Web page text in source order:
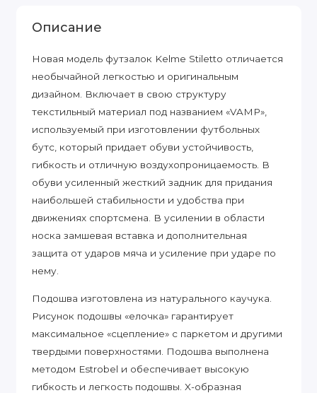
Описание
Новая модель футзалок Kelme Stiletto отличается
необычайной легкостью и оригинальным
дизайном. Включает в свою структуру
текстильный материал под названием «VAMP»,
используемый при изготовлении футбольных
бутс, который придает обуви устойчивость,
гибкость и отличную воздухопроницаемость. В
обуви усиленный жесткий задник для придания
наибольшей стабильности и удобства при
движениях спортсмена. В усилении в области
носка замшевая вставка и дополнительная
защита от ударов мяча и усиление при ударе по
нему.
Подошва изготовлена из натурального каучука.
Рисунок подошвы «елочка» гарантирует
максимальное «сцепление» с паркетом и другими
твердыми поверхностями. Подошва выполнена
методом Estrobel и обеспечивает высокую
гибкость и легкость подошвы. X-образная